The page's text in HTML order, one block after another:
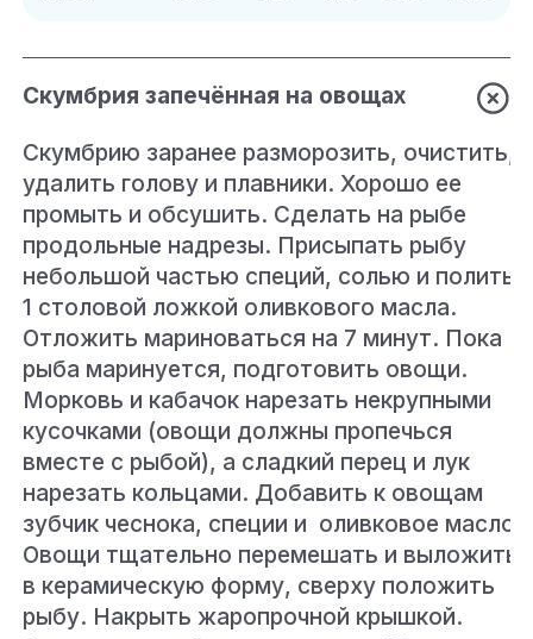
Скумбрия запечённая на овощах
Скумбрию заранее разморозить, очистить,
удалить голову и плавники. Хорошо ее
промыть и обсушить. Сделать на рыбе
продольные надрезы. Присыпать рыбу
небольшой частью специй, солью и полить
1 столовой ложкой оливкового масла.
Отложить мариноваться на 7 минут. Пока
рыба маринуется, подготовить овощи.
Морковь и кабачок нарезать некрупными
кусочками (овощи должны пропечься
вместе с рыбой), а сладкий перец и лук
нарезать кольцами. Добавить к овощам
зубчик чеснока, специи и оливковое масло.
Овощи тщательно перемешать и выложить
в керамическую форму, сверху положить
рыбу. Накрыть жаропрочной крышкой.